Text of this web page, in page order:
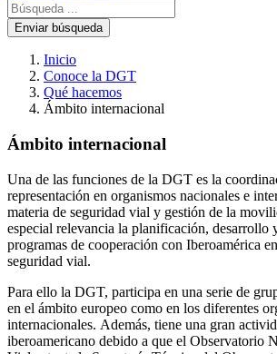
Enviar búsqueda
Inicio
Conoce la DGT
Qué hacemos
Ámbito internacional
Ámbito internacional
Una de las funciones de la DGT es la
representación en organismos nacionales e
materia de seguridad vial y gestión de la
especial relevancia la planificación, desarrollo
programas de cooperación con Iberoamérica
seguridad vial.
Para ello la DGT, participa en una serie de
en el ámbito europeo como en los diferentes
internacionales. Además, tiene una gran
iberoamericano debido a que el Observatorio